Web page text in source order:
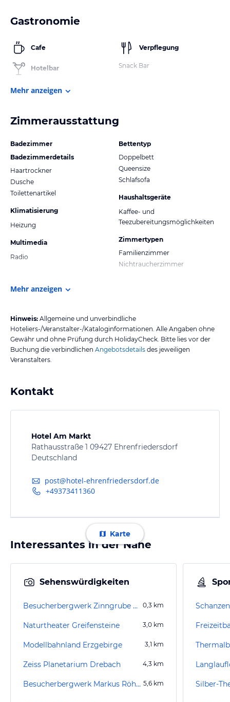
Gastronomie
Cafe
Hotelbar
Verpflegung
Snack Bar
Mehr anzeigen
Zimmerausstattung
Badezimmer
Badezimmerdetails
Haartrockner
Dusche
Toilettenartikel
Klimatisierung
Heizung
Multimedia
Radio
Bettentyp
Doppelbett
Queensize
Schlafsofa
Haushaltsgeräte
Kaffee- und
Teezubereitungsmöglichkeiten
Zimmertypen
Familienzimmer
Nichtraucherzimmer
Mehr anzeigen
Hinweis: Allgemeine und unverbindliche
Hoteliers-/Veranstalter-/Kataloginformationen. Alle Angaben ohne
Gewähr und ohne Prüfung durch HolidayCheck. Bitte lies vor der
Buchung die verbindlichen Angebotsdetails des jeweiligen
Veranstalters.
Kontakt
Hotel Am Markt
Rathausstraße 1 09427 Ehrenfriedersdorf
Deutschland
post@hotel-ehrenfriedersdorf.de
+49373411360
Karte
Interessantes in der Nähe
Sehenswürdigkeiten
Besucherbergwerk Zinngrube Ehrenfriedersdorf 0,3 km
Naturtheater Greifensteine 3,0 km
Modellbahnland Erzgebirge 3,1 km
Zeiss Planetarium Drebach 4,3 km
Besucherbergwerk Markus Röhling Stolln 5,6 km Silber-